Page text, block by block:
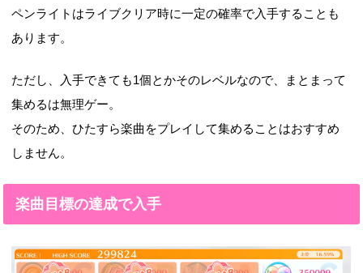
ペンライトはライブクリア時に一定の確率で入手することも
あります。
ただし、入手できても1個とかそのレベルなので、まとまって
集めるは無理ゲー。
そのため、ひたすら楽曲をプレイして集めることはおすすめ
しません。
楽曲目標の達成で入手